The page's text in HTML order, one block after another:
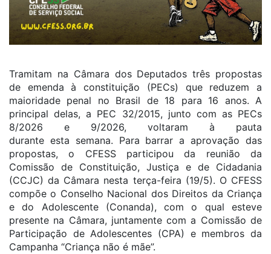
Tramitam na Câmara dos Deputados três propostas
de emenda à constituição (PECs) que reduzem a
maioridade penal no Brasil de 18 para 16 anos. A
principal delas, a PEC 32/2015, junto com as PECs
8/2026 e 9/2026, voltaram à pauta
durante esta semana. Para barrar a aprovação das
propostas, o CFESS participou da reunião da
Comissão de Constituição, Justiça e de Cidadania
(CCJC) da Câmara nesta terça-feira (19/5). O CFESS
compõe o Conselho Nacional dos Direitos da Criança
e do Adolescente (Conanda), com o qual esteve
presente na Câmara, juntamente com a Comissão de
Participação de Adolescentes (CPA) e membros da
Campanha “Criança não é mãe”.